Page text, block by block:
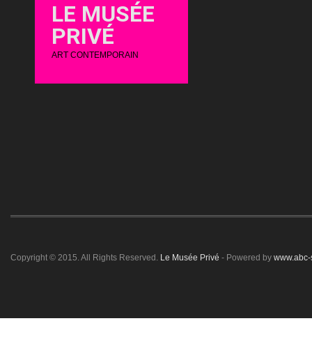
LE MUSÉE
PRIVÉ
ART CONTEMPORAIN
Copyright © 2015. All Rights Reserved. Le Musée Privé - Powered by